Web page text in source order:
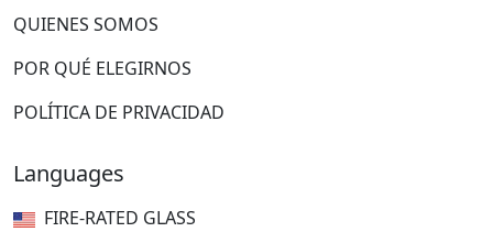
QUIENES SOMOS
POR QUÉ ELEGIRNOS
POLÍTICA DE PRIVACIDAD
Languages
FIRE-RATED GLASS